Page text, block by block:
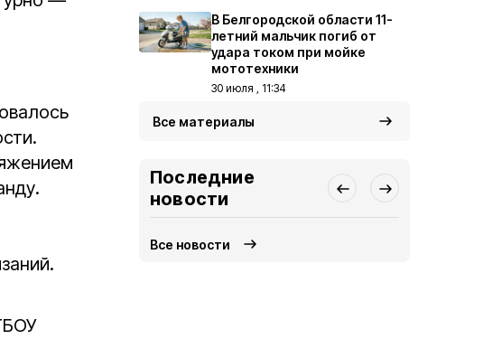
В Белгородской области 11-
летний мальчик погиб от
удара током при мойке
мототехники
30 июля , 11:34
Все материалы
Последние
новости
Все новости